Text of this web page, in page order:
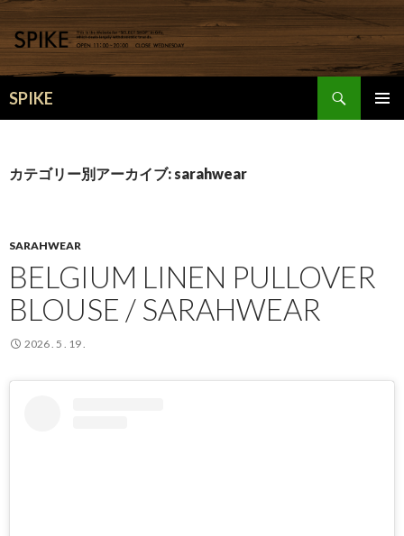
SPIKE
索
ン
動
カテゴリー別アーカイブ: sarahwear
SARAHWEAR
BELGIUM LINEN PULLOVER
BLOUSE / SARAHWEAR
2026 . 5 . 19 .